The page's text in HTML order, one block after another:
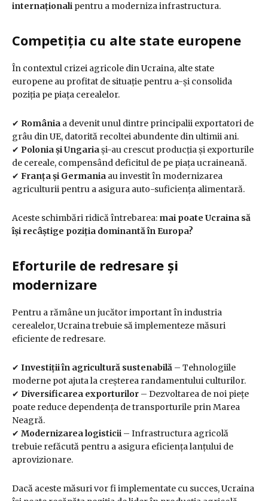
internaționali pentru a moderniza infrastructura.
Competiția cu alte state europene
În contextul crizei agricole din Ucraina, alte state
europene au profitat de situație pentru a-și consolida
poziția pe piața cerealelor.
✔ România a devenit unul dintre principalii exportatori de
grâu din UE, datorită recoltei abundente din ultimii ani.
✔ Polonia și Ungariași-au crescut producția și exporturile
de cereale, compensând deficitul de pe piața ucraineană.
✔ Franța și Germania au investit în modernizarea
agriculturii pentru a asigura auto-suficiența alimentară.
Aceste schimbări ridică întrebarea: mai poate Ucraina să
își recâștige poziția dominantă în Europa?
Eforturile de redresare și
modernizare
Pentru a rămâne un jucător important în industria
cerealelor, Ucraina trebuie să implementeze măsuri
eficiente de redresare.
✔ Investiții în agricultură sustenabilă – Tehnologiile
moderne pot ajuta la creșterea randamentului culturilor.
✔ Diversificarea exporturilor – Dezvoltarea de noi piețe
poate reduce dependența de transporturile prin Marea
Neagră.
✔ Modernizarea logisticii – Infrastructura agricolă
trebuie refăcută pentru a asigura eficiența lanțului de
aprovizionare.
Dacă aceste măsuri vor fi implementate cu succes, Ucraina